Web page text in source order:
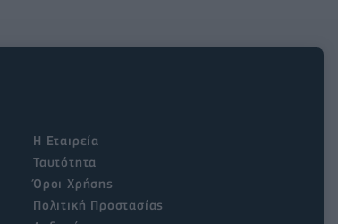
Η Εταιρεία
Ταυτότητα
Όροι Χρήσης
Πολιτική Προστασίας